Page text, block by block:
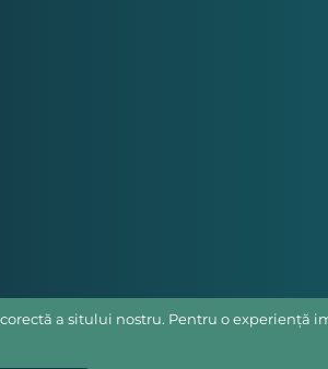
a sitului nostru. Pentru o